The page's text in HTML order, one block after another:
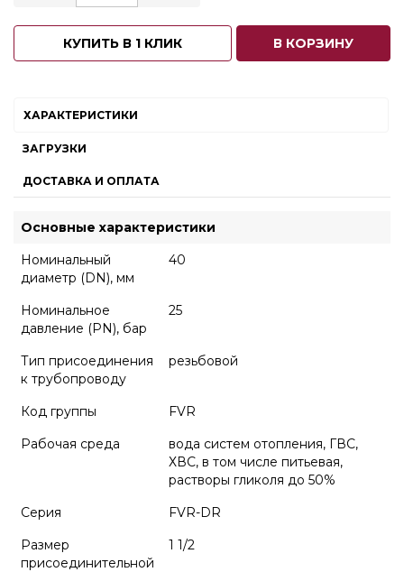
КУПИТЬ В 1 КЛИК В КОРЗИНУ
ХАРАКТЕРИСТИКИ
ЗАГРУЗКИ
ДОСТАВКА И ОПЛАТА
Основные характеристики
Номинальный
диаметр (DN), мм
40
Номинальное
давление (PN), бар
25
Тип присоединения
к трубопроводу
резьбовой
Код группы
FVR
Рабочая среда
вода систем отопления, ГВС,
ХВС, в том числе питьевая,
растворы гликоля до 50%
Серия
FVR-DR
Размер
присоединительной
1 1/2